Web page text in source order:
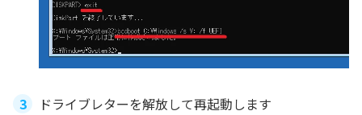
ドライブレターを解放して再起動します